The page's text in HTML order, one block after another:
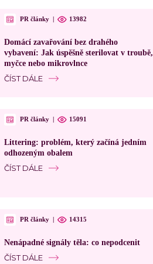
PR články 13982
Domácí zavařování bez drahého
vybavení: Jak úspěšně sterilovat v troubě,
myčce nebo mikrovlnce
ČÍST DÁLE
PR články 15091
Littering: problém, který začíná jedním
odhozeným obalem
ČÍST DÁLE
PR články 14315
Nenápadné signály těla: co nepodcenit
ČÍST DÁLE